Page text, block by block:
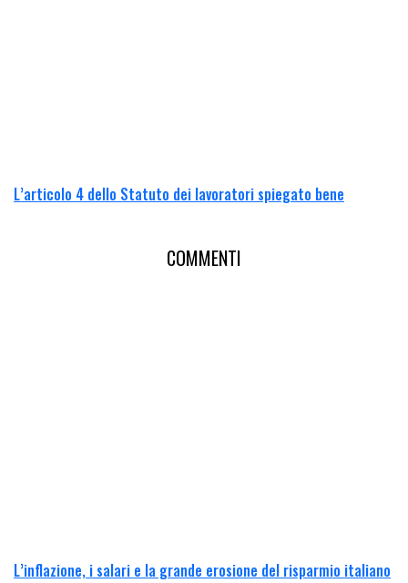
L’articolo 4 dello Statuto dei lavoratori spiegato bene
COMMENTI
L’inflazione, i salari e la grande erosione del risparmio italiano